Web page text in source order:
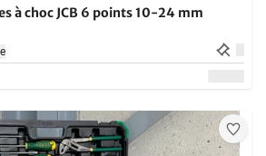
à choc JCB 6 points 10-24 mm